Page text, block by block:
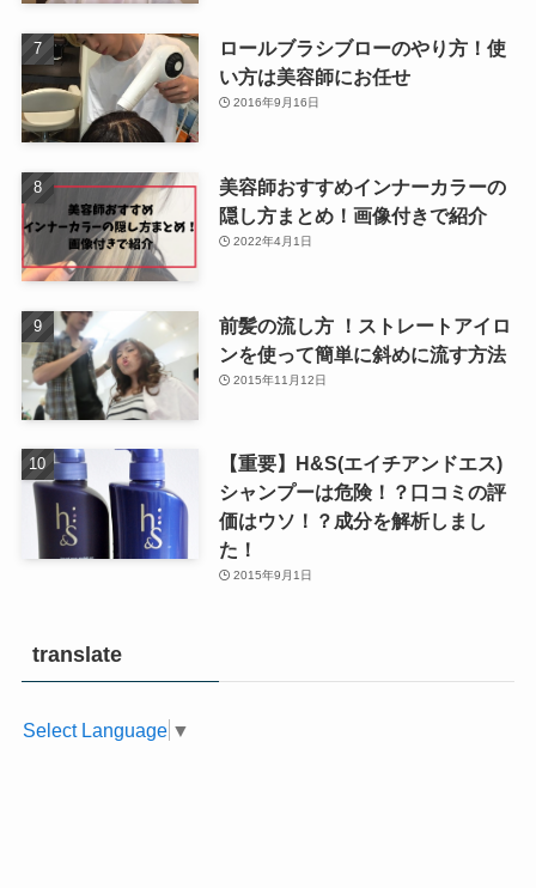
ロールブラシブローのやり方！使
い方は美容師にお任せ
2016年9月16日
美容師おすすめインナーカラーの
隠し方まとめ！画像付きで紹介
2022年4月1日
前髪の流し方 ！ストレートアイロ
ンを使って簡単に斜めに流す方法
2015年11月12日
【重要】H&S(エイチアンドエス)
シャンプーは危険！？口コミの評
価はウソ！？成分を解析しまし
た！
2015年9月1日
translate
Select Language ▼